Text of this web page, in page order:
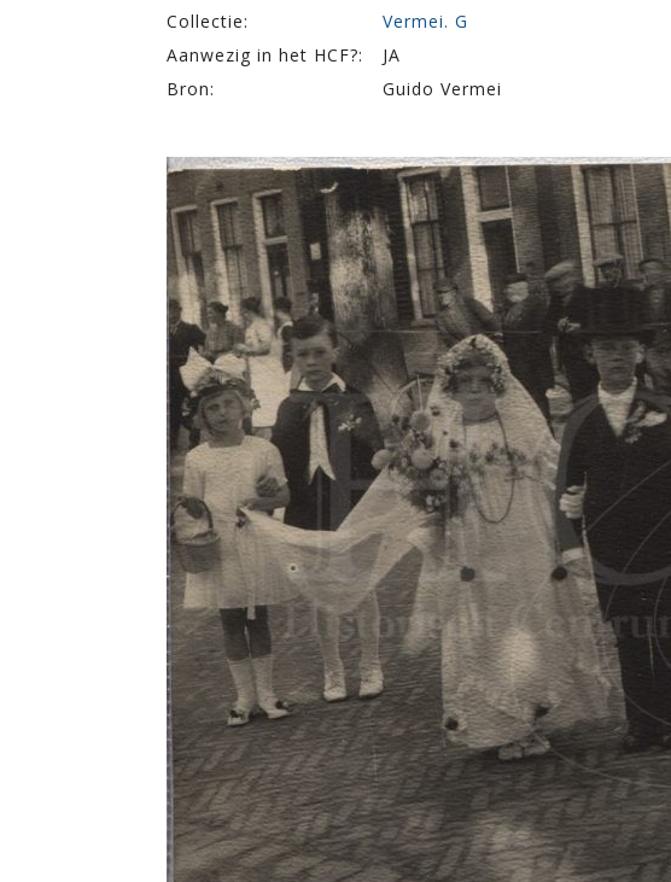
Collectie:
Vermei. G
Aanwezig in het HCF?:
JA
Bron:
Guido Vermei